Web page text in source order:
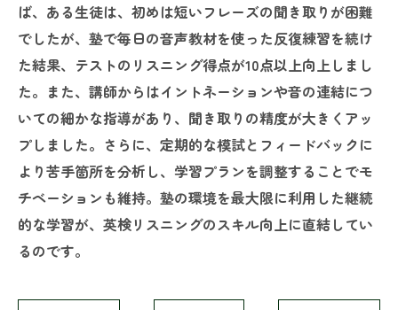
ば、ある生徒は、初めは短いフレーズの聞き取りが困難
でしたが、塾で毎日の音声教材を使った反復練習を続け
た結果、テストのリスニング得点が10点以上向上しまし
た。また、講師からはイントネーションや音の連結につ
いての細かな指導があり、聞き取りの精度が大きくアッ
プしました。さらに、定期的な模試とフィードバックに
より苦手箇所を分析し、学習プランを調整することでモ
チベーションも維持。塾の環境を最大限に利用した継続
的な学習が、英検リスニングのスキル向上に直結してい
るのです。